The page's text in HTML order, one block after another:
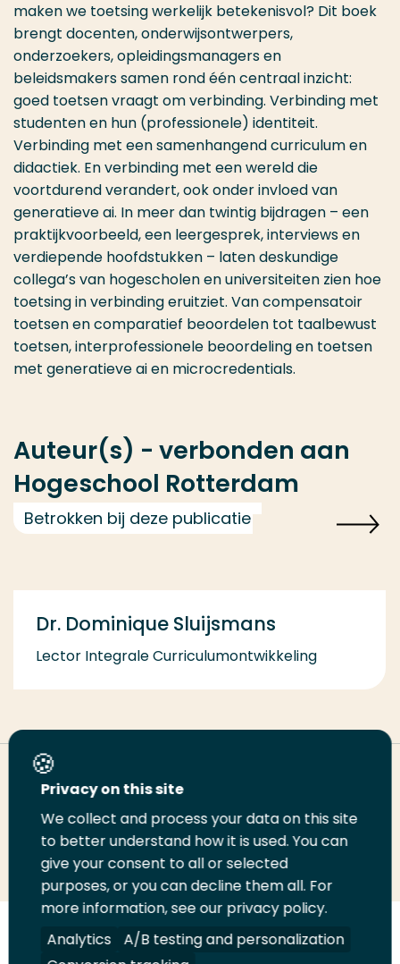
maken we toetsing werkelijk betekenisvol? Dit boek
brengt docenten, onderwijsontwerpers,
onderzoekers, opleidingsmanagers en
beleidsmakers samen rond één centraal inzicht:
goed toetsen vraagt om verbinding. Verbinding met
studenten en hun (professionele) identiteit.
Verbinding met een samenhangend curriculum en
didactiek. En verbinding met een wereld die
voortdurend verandert, ook onder invloed van
generatieve ai. In meer dan twintig bijdragen – een
praktijkvoorbeeld, een leergesprek, interviews en
verdiepende hoofdstukken – laten deskundige
collega’s van hogescholen en universiteiten zien hoe
toetsing in verbinding eruitziet. Van compensatoir
toetsen en comparatief beoordelen tot taalbewust
toetsen, interprofessionele beoordeling en toetsen
met generatieve ai en microcredentials.
Auteur(s) - verbonden aan
Hogeschool Rotterdam
Betrokken bij deze publicatie
Dr. Dominique Sluijsmans
Lector Integrale Curriculumontwikkeling
Deel deze pagina
Deel
LinkedIn
Deel
op
Twitter
Deel
op
Facebook
Email
deze
pagina
Print
deze
pagina
VolgVolgVolgVolg
Privacy on this site
We collect and process your data on this site
to better understand how it is used. You can
give your consent to all or selected
purposes, or you can decline them all. For
more information, see our privacy policy.
Analytics
A/B testing and personalization